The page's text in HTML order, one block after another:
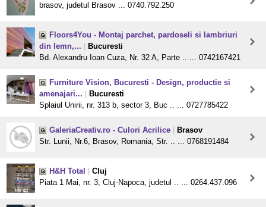
brasov, judetul Brasov ... 0740.792.250
Floors4You - Montaj parchet, pardoseli si lambriuri
din lemn,...
Bucuresti
Bd. Alexandru Ioan Cuza, Nr. 32 A, Parte .. ... 0742167421
Furniture Vision, Bucuresti - Design, productie si
amenajari...
Bucuresti
Splaiul Unirii, nr. 313 b, sector 3, Buc .. ... 0727785422
GaleriaCreativ.ro - Culori Acrilice
Brasov
Str. Lunii, Nr.6, Brasov, Romania, Str. .. ... 0768191484
H&H Total
Cluj
Piata 1 Mai, nr. 3, Cluj-Napoca, judetul .. ... 0264.437.096